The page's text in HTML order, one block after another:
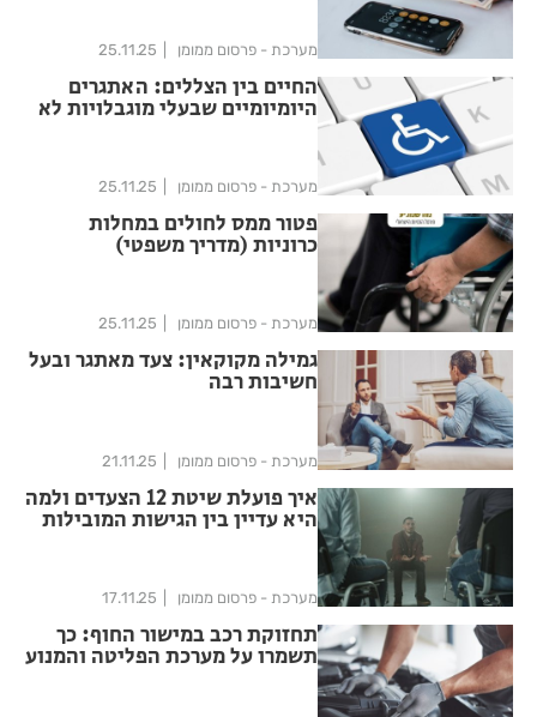
מערכת - פרסום ממומן 25.11.25
החיים בין הצללים: האתגרים
היומיומיים שבעלי מוגבלויות לא
מערכת - פרסום ממומן 25.11.25
פטור ממס לחולים במחלות
כרוניות (מדריך משפטי)
מערכת - פרסום ממומן 25.11.25
גמילה מקוקאין: צעד מאתגר ובעל
חשיבות רבה
מערכת - פרסום ממומן 21.11.25
איך פועלת שיטת 12 הצעדים ולמה
היא עדיין בין הגישות המובילות
מערכת - פרסום ממומן 17.11.25
תחזוקת רכב במישור החוף: כך
תשמרו על מערכת הפליטה והמנוע